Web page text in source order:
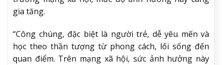
gia tăng.
“Công chúng, đặc biệt là người trẻ, dễ yêu mến và
học theo thần tượng từ phong cách, lối sống đến
quan điểm. Trên mạng xã hội, sức ảnh hưởng này